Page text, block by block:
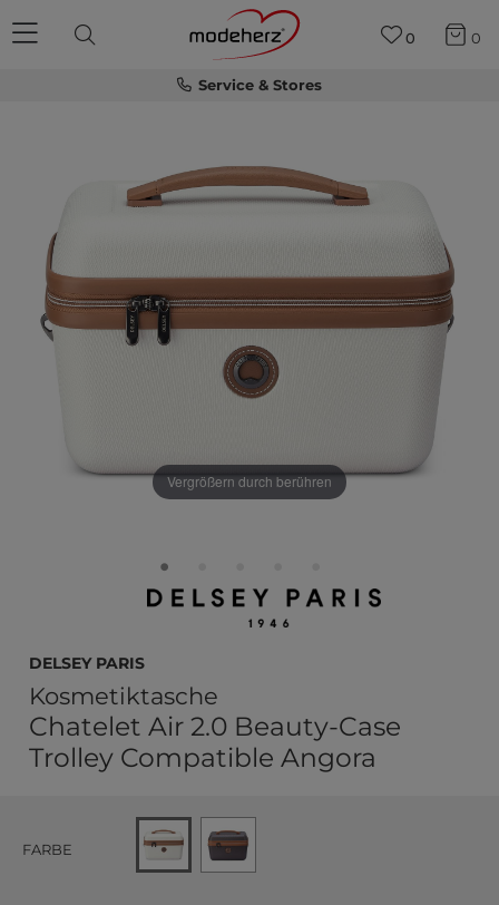
Service & Stores
0 0
Vergrößern durch berühren
DELSEY PARIS
Kosmetiktasche
Chatelet Air 2.0 Beauty-Case
Trolley Compatible Angora
FARBE